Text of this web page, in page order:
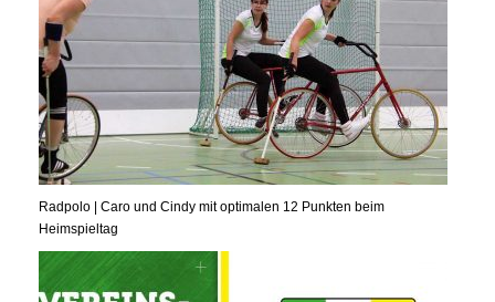
Radpolo | Caro und Cindy mit optimalen 12 Punkten beim
Heimspieltag